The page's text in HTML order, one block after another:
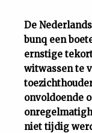
Feiten
Cijfers
Tuchtrecht
De
bunq een
ernstige
witwassen te
onvoldoende
niet tijdig